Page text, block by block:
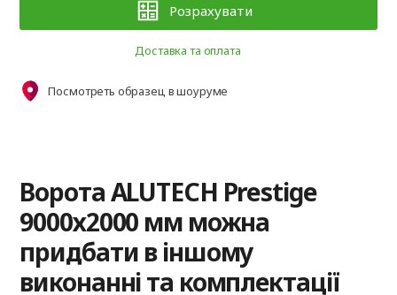
Розрахувати
Доставка та оплата
Посмотреть образец в шоуруме
Ворота ALUTECH Prestige
9000х2000 мм можна
придбати в іншому
виконанні та комплектації